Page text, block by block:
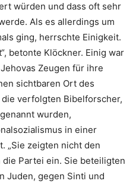
würden und dass oft sehr
Als es allerdings um
ging, herrschte Einigkeit.
betonte Klöckner. Einig war
Zeugen für ihre
sichtbaren Ort des
verfolgten Bibelforscher,
wurden,
in einer
„Sie zeigten nicht den
Partei ein. Sie beteiligten
Juden, gegen Sinti und